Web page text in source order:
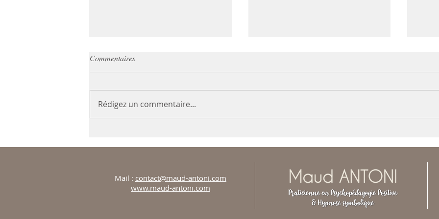
Commentaires
Rédigez un commentaire...
Mail : contact@maud-antoni.com
www.maud-antoni.com